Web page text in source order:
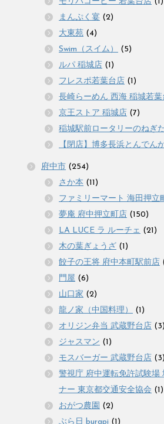
まんぷく宴 (2)
大東苑 (4)
Swim（スイム）
(5)
ルパ 稲城店 (1)
フレスポ若葉台店 (1)
長崎らーめん 西海 稲城若
京王ストア 稲城店 (7)
稲城駅前ロータリーのねぎ
【閉店】博多長浜とんでん
府中市 (254)
さか本 (11)
ファミリーマート 海田押立
夢庵 府中押立町店 (150)
LA LUCE ラ ルーチェ (21)
木の葉ぎょうざ (1)
餃子の王将 府中本町駅前店
門屋 (6)
山口家 (2)
龍ノ家（中国料理）
(1)
オリジン弁当 武蔵野台店 (3)
ジャスマン (1)
モスバーガー 武蔵野台店 (3)
警視庁 府中運転免許試験場
ナー 東京都交通安全協会 (1)
おがつ農園 (2)
ぶら日 burapi (1)